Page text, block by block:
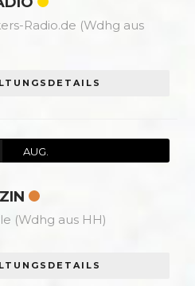
Radio.de (Wdhg aus
AUG.
(Wdhg aus HH)